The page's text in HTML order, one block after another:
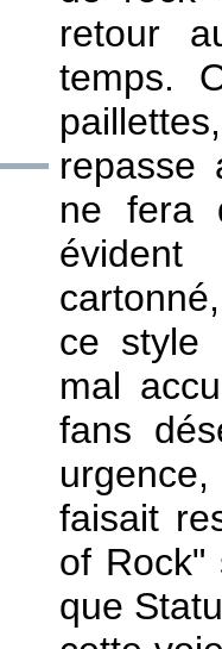
retour
temps.
repasse
ne fera
ce style
mal
fans
faisait
of
que